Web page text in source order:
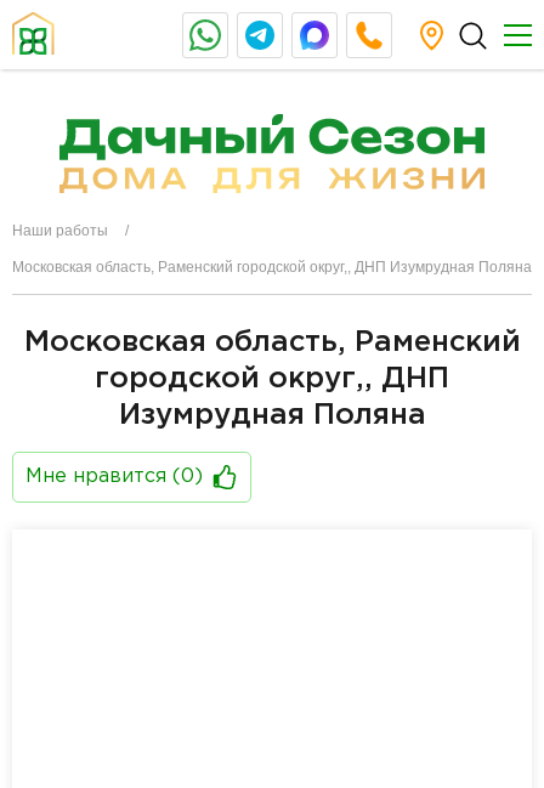
Наши работы
Московская область, Раменский городской округ,, ДНП Изумрудная Поляна
Московская область, Раменский
городской округ,, ДНП
Изумрудная Поляна
Мне нравится ( 0 )